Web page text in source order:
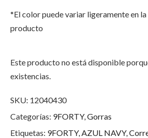
*El color puede variar ligeramente en
producto
Este producto no está disponible
existencias.
SKU: 12040430
Categorías: 9FORTY,Gorras
Etiquetas: 9FORTY,AZUL NAVY,